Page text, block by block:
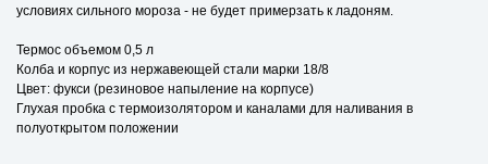
условиях сильного мороза - не будет примерзать к ладоням.
Термос объемом 0,5 л
Колба и корпус из нержавеющей стали марки 18/8
Цвет: фукси (резиновое напыление на корпусе)
Глухая пробка с термоизолятором и каналами для наливания в
полуоткрытом положении